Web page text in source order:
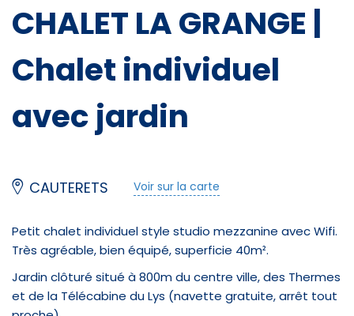
CHALET LA GRANGE |
Chalet individuel
avec jardin
CAUTERETS Voir sur la carte
Petit chalet individuel style studio mezzanine avec Wifi.
Très agréable, bien équipé, superficie 40m².
Jardin clôturé situé à 800m du centre ville, des Thermes
et de la Télécabine du Lys (navette gratuite, arrêt tout
Douche
Lit double